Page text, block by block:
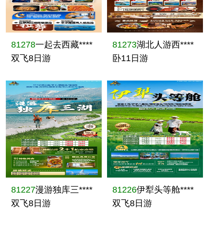
81278一起去西藏****
双飞8日游
81273湖北人游西****
卧11日游
81227漫游独库三****
双飞8日游
81226伊犁头等舱****
双飞8日游